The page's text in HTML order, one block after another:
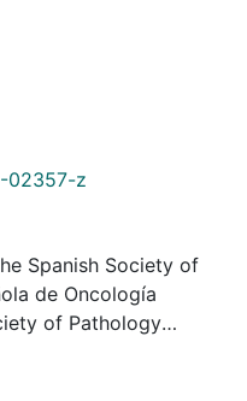
02357-z
Spanish Society of
de Oncología
SEAP),